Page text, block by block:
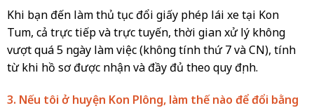
Khi bạn đến làm thủ tục đổi giấy phép lái xe tại Kon
Tum, cả trực tiếp và trực tuyến, thời gian xử lý không
vượt quá 5 ngày làm việc (không tính thứ 7 và CN), tính
từ khi hồ sơ được nhận và đầy đủ theo quy định.
3. Nếu tôi ở huyện Kon Plông, làm thế nào để đổi bằng